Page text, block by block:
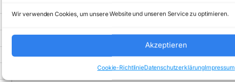
Wir verwenden Cookies, um unsere Website und unseren Service zu optimieren.
Akzeptieren
Cookie-RichtlinieDatenschutzerklärungImpressum